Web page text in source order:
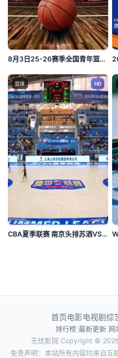
8月3日25-26赛季全国青年篮球联赛 山东山高79VS59新疆广汇
篮球 HD
CBA夏季联赛 南京头排苏酒VS山西汾酒 20240810
首页电影电视剧 综
排行榜| 最新更新| 网
无忧影院 Copyright ©
免责声明：本站所有内容均来自互